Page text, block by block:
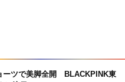
ーツで美脚全開 BLACKPINK東